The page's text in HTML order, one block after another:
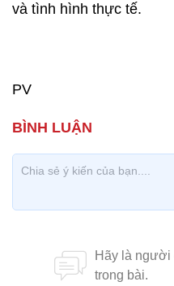
và tình hình thực tế.
PV